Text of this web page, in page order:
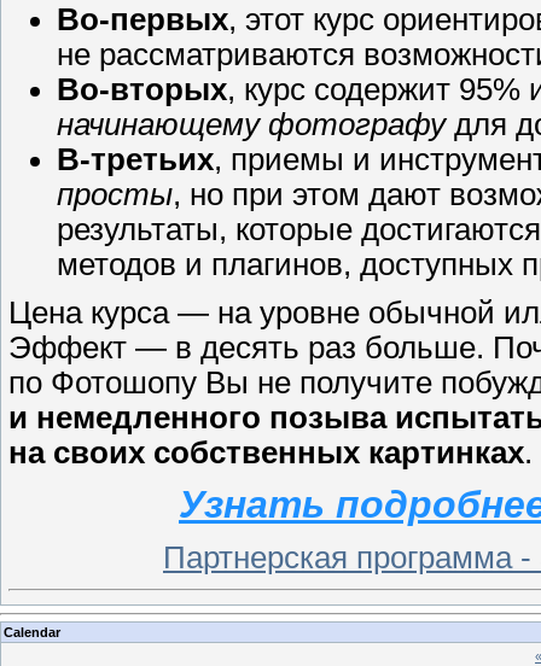
Во-первых, этот курс
не рассматриваются
Во-вторых, курс содержит
начинающему фотографудля
В-третьих, приемы и
просты, но при этом дают
результаты, которые
методов и плагинов, доступных
Цена курса — на уровне обычной
Эффект — в десять раз больше.
по Фотошопу Вы не получите
и немедленного позыва
на своих собственных картинках.
Узнать
Партнерская программа
Calendar
«